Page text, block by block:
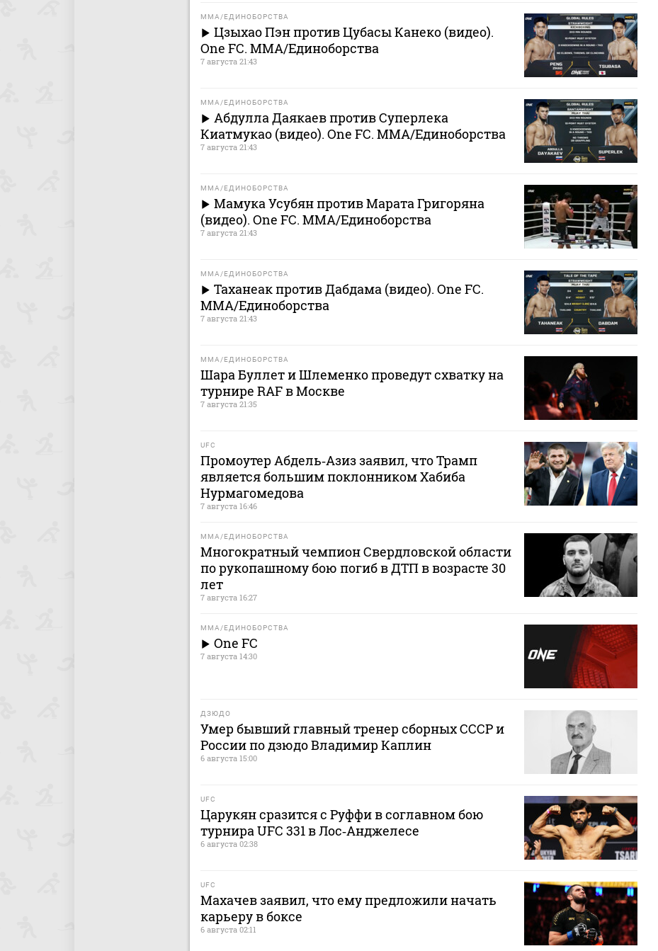
MMA/ЕДИНОБОРСТВА
Цзыхао Пэн против Цубасы Канеко (видео).
One FC. MMA/Единоборства
7 августа 21:43
MMA/ЕДИНОБОРСТВА
Абдулла Даякаев против Суперлека
Киатмукао (видео). One FC. MMA/Единоборства
7 августа 21:43
MMA/ЕДИНОБОРСТВА
Мамука Усубян против Марата Григоряна
(видео). One FC. MMA/Единоборства
7 августа 21:43
MMA/ЕДИНОБОРСТВА
Таханеак против Дабдама (видео). One FC.
MMA/Единоборства
7 августа 21:43
MMA/ЕДИНОБОРСТВА
Шара Буллет и Шлеменко проведут схватку на
турнире RAF в Москве
7 августа 21:35
UFC
Промоутер Абдель‑Азиз заявил, что Трамп
является большим поклонником Хабиба
Нурмагомедова
7 августа 16:46
MMA/ЕДИНОБОРСТВА
Многократный чемпион Свердловской области
по рукопашному бою погиб в ДТП в возрасте 30
лет
7 августа 16:27
MMA/ЕДИНОБОРСТВА
One FC
7 августа 14:30
ДЗЮДО
Умер бывший главный тренер сборных СССР и
России по дзюдо Владимир Каплин
6 августа 15:00
UFC
Царукян сразится с Руффи в соглавном бою
турнира UFC 331 в Лос‑Анджелесе
6 августа 02:38
UFC
Махачев заявил, что ему предложили начать
карьеру в боксе
6 августа 02:11